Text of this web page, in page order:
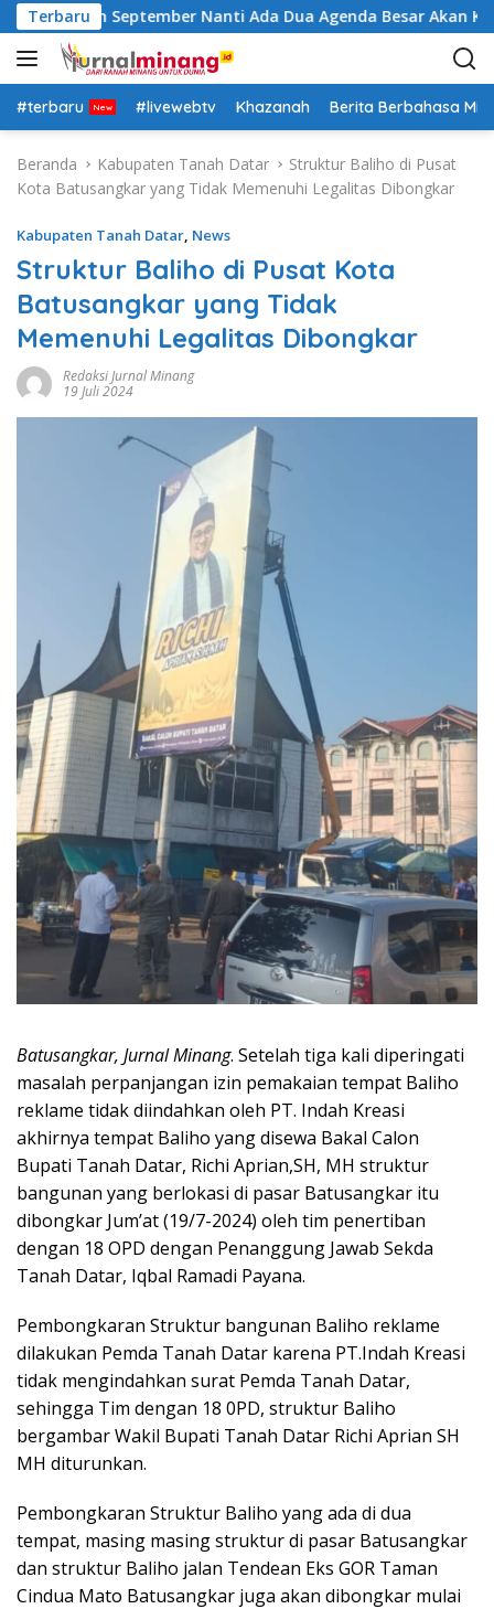
a
g
u
Terbaru
Allah September Nanti Ada Dua Agenda Besar Akan Kita
#terbaru #livewebtv Khazanah Berita Berbahasa
Beranda Kabupaten Tanah Datar
Struktur Baliho di Pusat
Kota Batusangkar yang Tidak Memenuhi Legalitas Dibongkar
Kabupaten Tanah Datar, News
Struktur Baliho di Pusat Kota
Batusangkar yang Tidak
Memenuhi Legalitas Dibongkar
Redaksi Jurnal Minang
19 Juli 2024
Batusangkar, Jurnal Minang. Setelah tiga kali diperingati
masalah perpanjangan izin pemakaian tempat Baliho
reklame tidak diindahkan oleh PT. Indah Kreasi
akhirnya tempat Baliho yang disewa Bakal Calon
Bupati Tanah Datar, Richi Aprian,SH, MH struktur
bangunan yang berlokasi di pasar Batusangkar itu
dibongkar Jum’at (19/7-2024) oleh tim penertiban
dengan 18 OPD dengan Penanggung Jawab Sekda
Tanah Datar, Iqbal Ramadi Payana.
Pembongkaran Struktur bangunan Baliho reklame
dilakukan Pemda Tanah Datar karena PT.Indah Kreasi
tidak mengindahkan surat Pemda Tanah Datar,
sehingga Tim dengan 18 0PD, struktur Baliho
bergambar Wakil Bupati Tanah Datar Richi Aprian SH
MH diturunkan.
Pembongkaran Struktur Baliho yang ada di dua
tempat, masing masing struktur di pasar Batusangkar
dan struktur Baliho jalan Tendean Eks GOR Taman
Cindua Mato Batusangkar juga akan dibongkar mulai